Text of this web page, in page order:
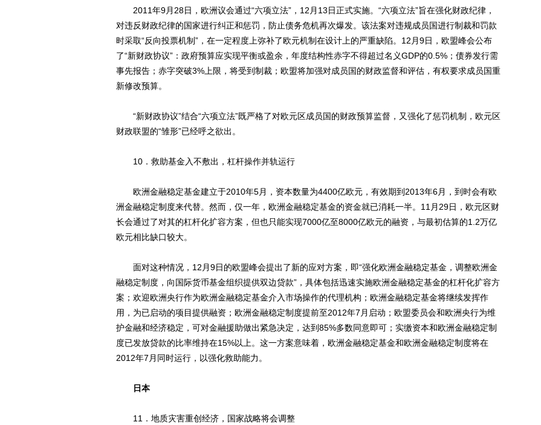
2011年9月28日，欧洲议会通过“六项立法”，12月13日正式实施。“六项立法”旨在强化财政纪律，
对违反财政纪律的国家进行纠正和惩罚，防止债务危机再次爆发。该法案对违规成员国进行制裁和罚款
时采取“反向投票机制”，在一定程度上弥补了欧元机制在设计上的严重缺陷。12月9日，欧盟峰会公布
了“新财政协议”：政府预算应实现平衡或盈余，年度结构性赤字不得超过名义GDP的0.5%；债券发行需
事先报告；赤字突破3%上限，将受到制裁；欧盟将加强对成员国的财政监督和评估，有权要求成员国重
新修改预算。
“新财政协议”结合“六项立法”既严格了对欧元区成员国的财政预算监督，又强化了惩罚机制，欧元区
财政联盟的“雏形”已经呼之欲出。
10．救助基金入不敷出，杠杆操作并轨运行
欧洲金融稳定基金建立于2010年5月，资本数量为4400亿欧元，有效期到2013年6月，到时会有欧
洲金融稳定制度来代替。然而，仅一年，欧洲金融稳定基金的资金就已消耗一半。11月29日，欧元区财
长会通过了对其的杠杆化扩容方案，但也只能实现7000亿至8000亿欧元的融资，与最初估算的1.2万亿
欧元相比缺口较大。
面对这种情况，12月9日的欧盟峰会提出了新的应对方案，即“强化欧洲金融稳定基金，调整欧洲金
融稳定制度，向国际货币基金组织提供双边贷款”，具体包括迅速实施欧洲金融稳定基金的杠杆化扩容方
案；欢迎欧洲央行作为欧洲金融稳定基金介入市场操作的代理机构；欧洲金融稳定基金将继续发挥作
用，为已启动的项目提供融资；欧洲金融稳定制度提前至2012年7月启动；欧盟委员会和欧洲央行为维
护金融和经济稳定，可对金融援助做出紧急决定，达到85%多数同意即可；实缴资本和欧洲金融稳定制
度已发放贷款的比率维持在15%以上。这一方案意味着，欧洲金融稳定基金和欧洲金融稳定制度将在
2012年7月同时运行，以强化救助能力。
日本
11．地质灾害重创经济，国家战略将会调整